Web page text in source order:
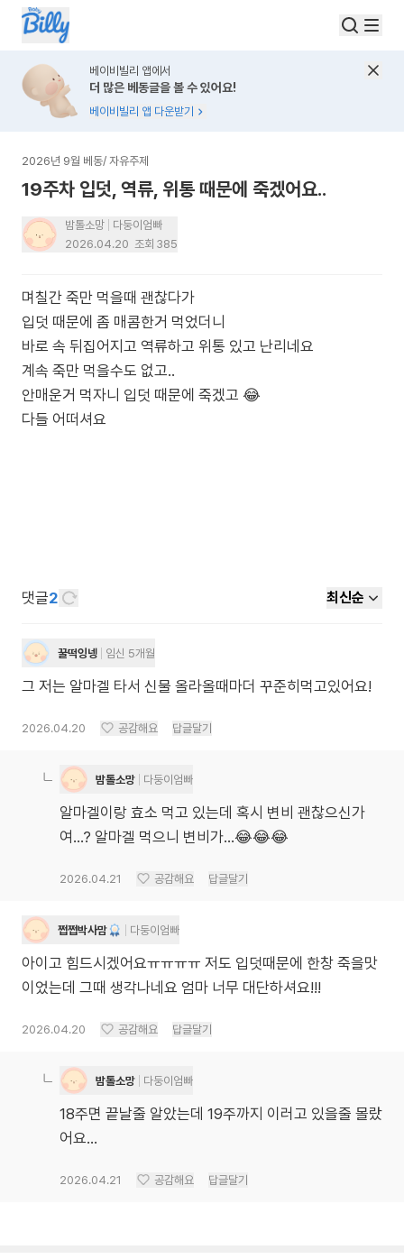
베이비빌리 앱에서
더 많은 베동글을 볼 수 있어요!
베이비빌리 앱 다운받기
2026년 9월 베동/ 자유주제
19주차 입덧, 역류, 위통 때문에 죽겠어요..
밤톨소망
다둥이엄빠
2026.04.20 조회 385
며칠간 죽만 먹을때 괜찮다가
입덧 때문에 좀 매콤한거 먹었더니
바로 속 뒤집어지고 역류하고 위통 있고 난리네요
계속 죽만 먹을수도 없고..
안매운거 먹자니 입덧 때문에 죽겠고 😂
댓글2 최신순
꿀떡잉넹 임신 5개월
그 저는 알마겔 타서 신물 올라올때마더 꾸준히먹고있어요!
2026.04.20 공감해요 답글달기
밤톨소망 다둥이엄빠
알마겔이랑 효소 먹고 있는데 혹시 변비 괜찮으신가
여...? 알마겔 먹으니 변비가...😂😂😂
2026.04.21 공감해요 답글달기
쩝쩝박사맘 다둥이엄빠
아이고 힘드시겠어요ㅠㅠㅠㅠ 저도 입덧때문에 한창 죽을맛
이었는데 그때 생각나네요 엄마 너무 대단하셔요!!!
2026.04.20 공감해요 답글달기
밤톨소망 다둥이엄빠
18주면 끝날줄 알았는데 19주까지 이러고 있을줄 몰랐
어요...
2026.04.21 공감해요 답글달기